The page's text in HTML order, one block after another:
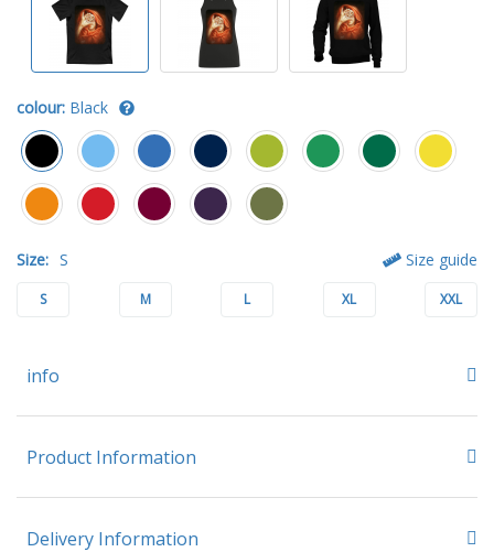
colour: Black
Size: S Size guide
S M L XL XXL
info
Product Information
Delivery Information